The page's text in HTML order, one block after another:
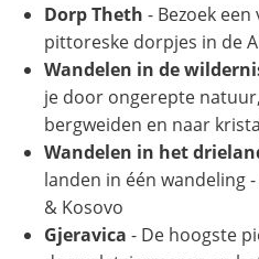
Dorp Theth - Bezoek
pittoreske dorpjes in de
Wandelen in de
je door ongerepte
bergweiden en naar
Wandelen in het
landen in één wandeling
& Kosovo
Gjeravica - De hoogste